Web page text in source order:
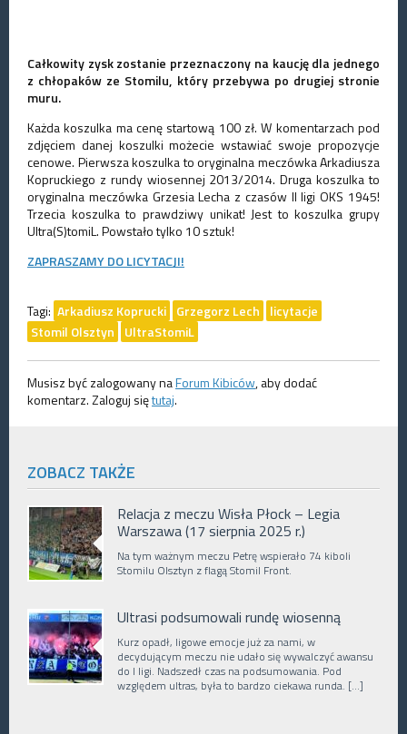
Całkowity zysk zostanie przeznaczony na kaucję dla jednego
z chłopaków ze Stomilu, który przebywa po drugiej stronie
muru.
Każda koszulka ma cenę startową 100 zł. W komentarzach pod
zdjęciem danej koszulki możecie wstawiać swoje propozycje
cenowe. Pierwsza koszulka to oryginalna meczówka Arkadiusza
Kopruckiego z rundy wiosennej 2013/2014. Druga koszulka to
oryginalna meczówka Grzesia Lecha z czasów II ligi OKS 1945!
Trzecia koszulka to prawdziwy unikat! Jest to koszulka grupy
Ultra(S)tomiL. Powstało tylko 10 sztuk!
ZAPRASZAMY DO LICYTACJI!
Tagi: Arkadiusz Koprucki Grzegorz Lech
licytacje
Stomil Olsztyn
UltraStomiL
Musisz być zalogowany naForum Kibiców, aby dodać
komentarz. Zaloguj siętutaj.
ZOBACZ TAKŻE
Relacja z meczu Wisła Płock – Legia
Warszawa (17 sierpnia 2025 r.)
Na tym ważnym meczu Petrę wspierało 74 kiboli
Stomilu Olsztyn z flagą Stomil Front.
Ultrasi podsumowali rundę wiosenną
Kurz opadł, ligowe emocje już za nami, w
decydującym meczu nie udało się wywalczyć awansu
do I ligi. Nadszedł czas na podsumowania. Pod
względem ultras, była to bardzo ciekawa runda. […]